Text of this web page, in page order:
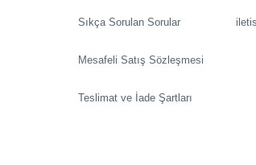
Sıkça Sorulan Sorular
Mesafeli Satış Sözleşmesi
Teslimat ve İade Şartları